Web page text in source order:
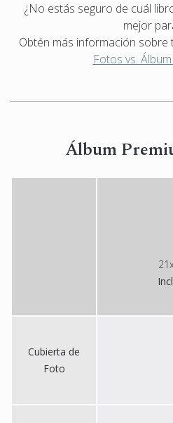
¿No estás seguro de cuál
mejor
Obtén más información sobre
Fotos vs.
Álbum
Cubierta de
Foto